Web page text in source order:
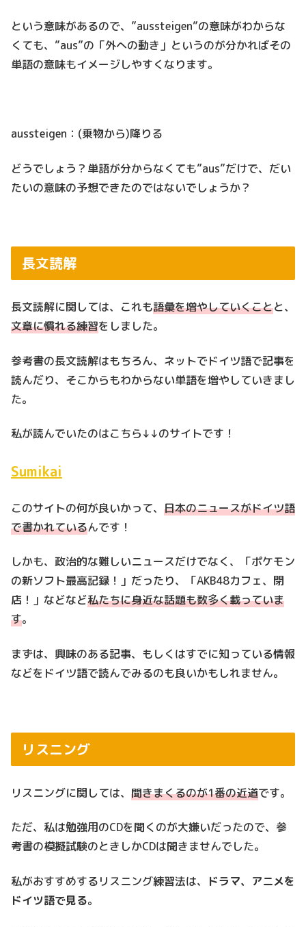
という意味があるので、”aussteigen”の意味がわからな
くても、”aus”の「外への動き」というのが分かればその
単語の意味もイメージしやすくなります。
aussteigen：(乗物から)降りる
どうでしょう？単語が分からなくても”aus”だけで、だい
たいの意味の予想できたのではないでしょうか？
長文読解
長文読解に関しては、これも語彙を増やしていくことと、
文章に慣れる練習をしました。
参考書の長文読解はもちろん、ネットでドイツ語で記事を
読んだり、そこからもわからない単語を増やしていきまし
た。
私が読んでいたのはこちら↓↓のサイトです！
Sumikai
このサイトの何が良いかって、 日本のニュースがドイツ語
で書かれているんです！
しかも、政治的な難しいニュースだけでなく、「ポケモン
の新ソフト最高記録！」だったり、「AKB48カフェ、閉
店！」などなど私たちに身近な話題も数多く載っていま
す。
まずは、興味のある記事、もしくはすでに知っている情報
などをドイツ語で読んでみるのも良いかもしれません。
リスニング
リスニングに関しては、 聞きまくるのが1番の近道です。
ただ、私は勉強用のCDを聞くのが大嫌いだったので、参
考書の模擬試験のときしかCDは聞きませんでした。
私がおすすめするリスニング練習法は、
ドラマ、アニメを
ドイツ語で見る。